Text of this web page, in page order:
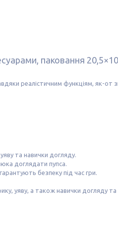
паковання
реалістичним функціям, як-от
та навички догляду.
доглядати пупса.
безпеку під час гри.
уяву, а також навички догляду та